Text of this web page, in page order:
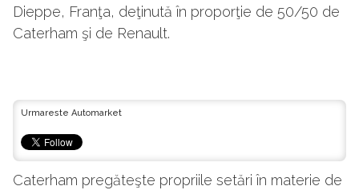
Dieppe, Franţa, deţinută în proporţie de 50/50 de
Caterham şi de Renault.
Urmareste Automarket
Caterham pregăteşte propriile setări în materie de